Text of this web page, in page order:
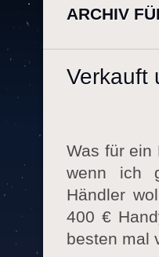
ARCHIV
Verkauft
Was für ein
wenn ich
Händler
400 €
besten mal